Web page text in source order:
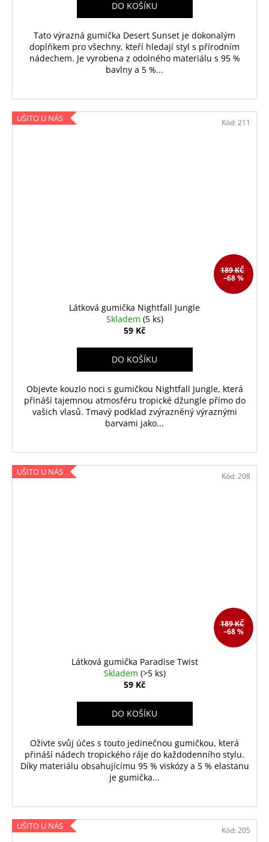
DO KOŠÍKU
Tato výrazná gumička Desert Sunset je dokonalým
doplňkem pro všechny, kteří hledají styl s přírodním
nádechem. Je vyrobena z odolného materiálu s 95 %
bavlny a 5 %...
UŠITO U NÁS
189 KČ
–68 %
Látková gumička Nightfall Jungle
Skladem (5 ks)
59 Kč
DO KOŠÍKU
Objevte kouzlo noci s gumičkou Nightfall Jungle, která
přináší tajemnou atmosféru tropické džungle přímo do
vašich vlasů. Tmavý podklad zvýrazněný výraznými
barvami jako...
Kód: 211
UŠITO U NÁS
189 KČ
–68 %
Látková gumička Paradise Twist
Skladem (>5 ks)
59 Kč
DO KOŠÍKU
Oživte svůj účes s touto jedinečnou gumičkou, která
přináší nádech tropického ráje do každodenního stylu.
Díky materiálu obsahujícímu 95 % viskózy a 5 % elastanu
je gumička...
Kód: 208
UŠITO U NÁS Kód: 205